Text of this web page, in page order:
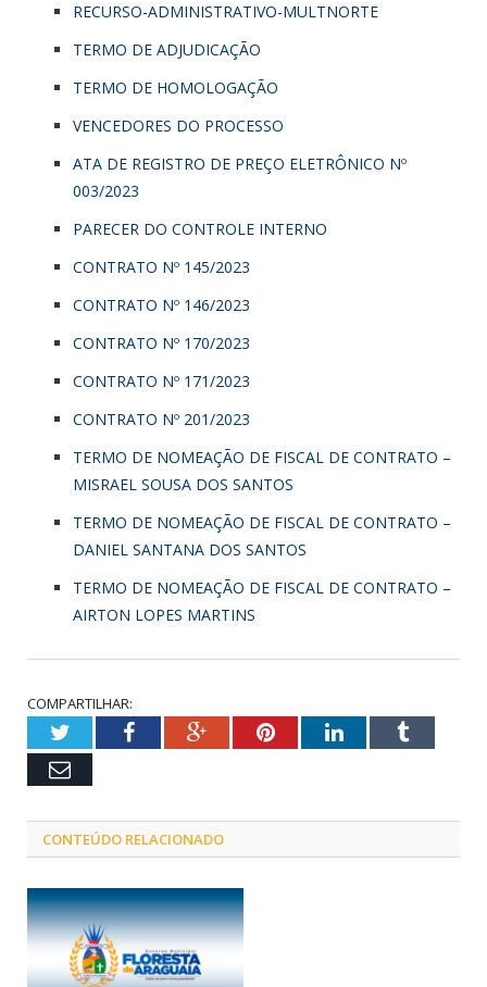
RECURSO-ADMINISTRATIVO-MULTNORTE
TERMO DE ADJUDICAÇÃO
TERMO DE HOMOLOGAÇÃO
VENCEDORES DO PROCESSO
ATA DE REGISTRO DE PREÇO ELETRÔNICO Nº
003/2023
PARECER DO CONTROLE INTERNO
CONTRATO Nº 145/2023
CONTRATO Nº 146/2023
CONTRATO Nº 170/2023
CONTRATO Nº 171/2023
CONTRATO Nº 201/2023
TERMO DE NOMEAÇÃO DE FISCAL DE CONTRATO –
MISRAEL SOUSA DOS SANTOS
TERMO DE NOMEAÇÃO DE FISCAL DE CONTRATO –
DANIEL SANTANA DOS SANTOS
TERMO DE NOMEAÇÃO DE FISCAL DE CONTRATO –
AIRTON LOPES MARTINS
COMPARTILHAR:
TwitterFacebookGoogle+PinterestLinkedInTumblr
Email
CONTEÚDO RELACIONADO